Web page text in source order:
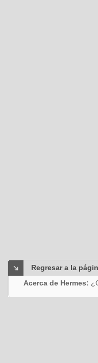
Regresar a la
Acerca de Hermes: